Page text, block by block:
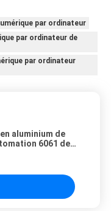
par ordinateur
par ordinateur de
par ordinateur
aluminium de
6061 de